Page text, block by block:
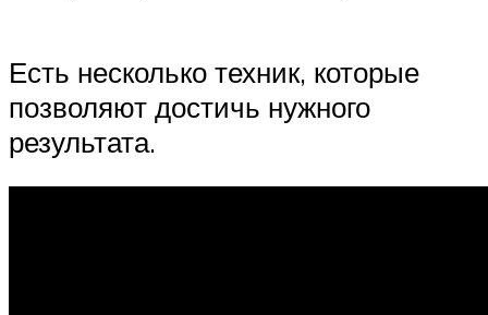
Есть несколько техник, которые
позволяют достичь нужного
результата.